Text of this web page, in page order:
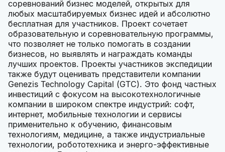
соревнований бизнес моделей, открытых для
любых масштабируемых бизнес идей и абсолютно
бесплатная для участников. Проект сочетает
образовательную и соревновательную программы,
что позволяет не только помогать в создании
бизнесов, но выявлять и награждать команды
лучших проектов. Проекты участников экспедиции
также будут оценивать представители компании
Genezis Technology Capital (GTC). Это фонд частных
инвестиций с фокусом на высокотехнологичные
компании в широком спектре индустрий: софт,
интернет, мобильные технологии и сервисы
применительно к обучению, финансовым
технологиям, медицине, а также индустриальные
технологии, робототехника и энерго-эффективные